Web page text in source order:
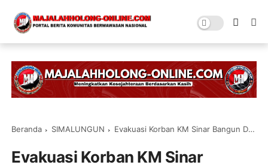
Beranda SIMALUNGUN Evakuasi Korban KM Sinar Bangun Dihentikan, Tabur Bunga Penghormatan Terakhir
Evakuasi Korban KM Sinar